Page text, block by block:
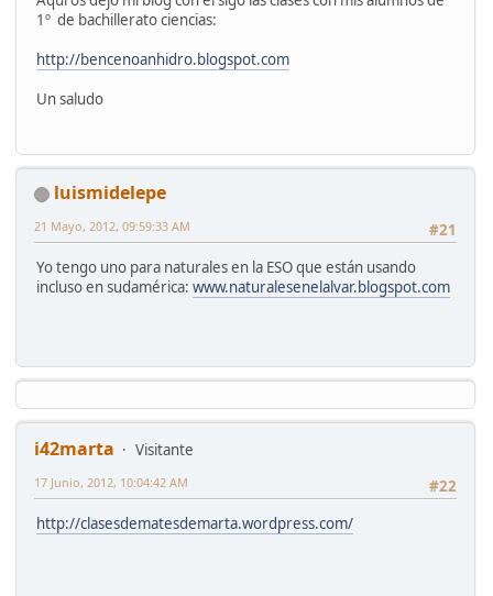
1º de bachillerato ciencias:
http://bencenoanhidro.blogspot.com
Un saludo
luismidelepe
#21
21 Mayo, 2012, 09:59:33 AM
Yo tengo uno para naturales en la ESO que están usando
incluso en sudamérica: www.naturalesenelalvar.blogspot.com
i42marta
Visitante
#22
17 Junio, 2012, 10:04:42 AM
http://clasesdematesdemarta.wordpress.com/